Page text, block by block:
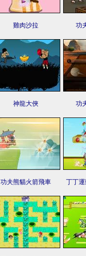
雞肉沙拉 功
神龍大俠 功
功夫熊貓火箭飛車 丁丁